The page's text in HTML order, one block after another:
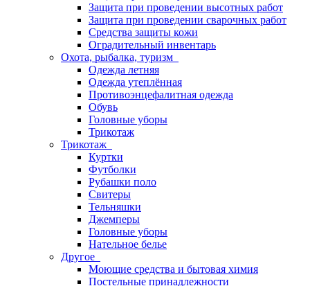
Защита при проведении высотных работ
Защита при проведении сварочных работ
Средства защиты кожи
Оградительный инвентарь
Охота, рыбалка, туризм
Одежда летняя
Одежда утеплённая
Противоэнцефалитная одежда
Обувь
Головные уборы
Трикотаж
Трикотаж
Куртки
Футболки
Рубашки поло
Свитеры
Тельняшки
Джемперы
Головные уборы
Нательное белье
Другое
Моющие средства и бытовая химия
Постельные принадлежности